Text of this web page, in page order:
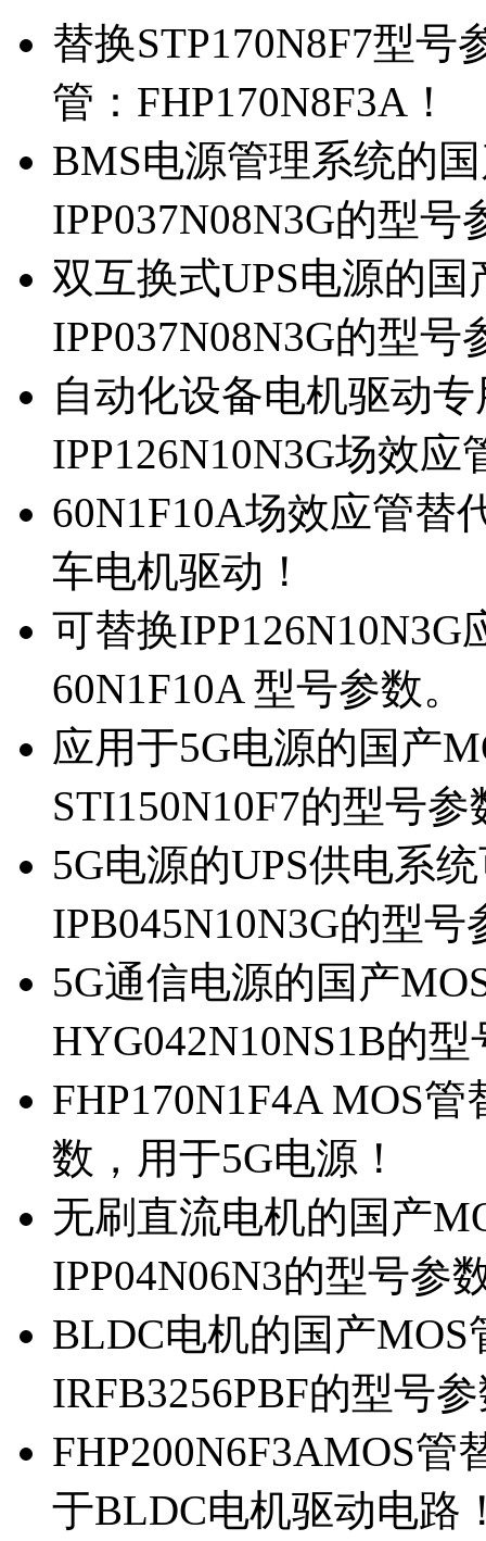
替换STP170N8F7型
管：FHP170N8F3A！
BMS电源管理系统的
IPP037N08N3G的型号
双互换式UPS电源的
IPP037N08N3G的型号
自动化设备电机驱动
IPP126N10N3G场效应
60N1F10A场效应管替
车电机驱动！
可替换
60N1F10A 型号参数。
应用于5G电源的国产
STI150N10F7的型号参
5G电源的UPS供电系
IPB045N10N3G的型号
5G通信电源的国产
HYG042N10NS1B的
FHP170N1F4A MOS
数，用于5G电源！
无刷直流电机的国产
IPP04N06N3的型号参
BLDC电机的国产MOS
IRFB3256PBF的型号
FHP200N6F3AMOS管
于BLDC电机驱动电路